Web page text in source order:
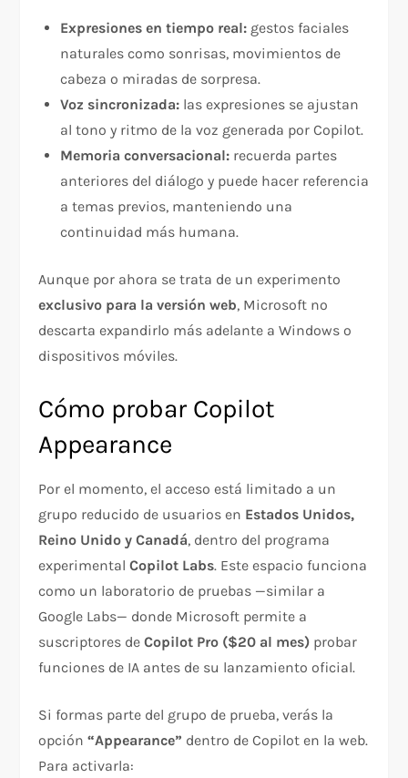
Expresiones en tiempo real: gestos faciales
naturales como sonrisas, movimientos de
cabeza o miradas de sorpresa.
Voz sincronizada: las expresiones se ajustan
al tono y ritmo de la voz generada por Copilot.
Memoria conversacional: recuerda partes
anteriores del diálogo y puede hacer referencia
a temas previos, manteniendo una
continuidad más humana.
Aunque por ahora se trata de un experimento
exclusivo para la versión web, Microsoft no
descarta expandirlo más adelante a Windows o
dispositivos móviles.
Cómo probar Copilot
Appearance
Por el momento, el acceso está limitado a un
grupo reducido de usuarios en Estados Unidos,
Reino Unido y Canadá, dentro del programa
experimentalCopilot Labs. Este espacio funciona
como un laboratorio de pruebas —similar a
Google Labs— donde Microsoft permite a
suscriptores deCopilot Pro ($20 al mes) probar
funciones de IA antes de su lanzamiento oficial.
Si formas parte del grupo de prueba, verás la
opción“Appearance” dentro de Copilot en la web.
Para activarla: